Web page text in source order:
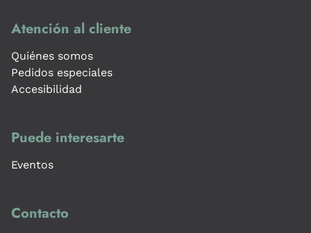
Atención al cliente
Quiénes somos
Pedidos especiales
Accesibilidad
Puede interesarte
Eventos
Contacto